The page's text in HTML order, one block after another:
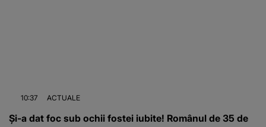
10:37 ACTUALE
Și-a dat foc sub ochii fostei iubite! Românul de 35 de